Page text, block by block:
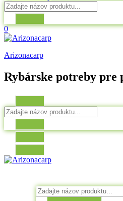
0
Arizonacarp
Rybárske potreby pre